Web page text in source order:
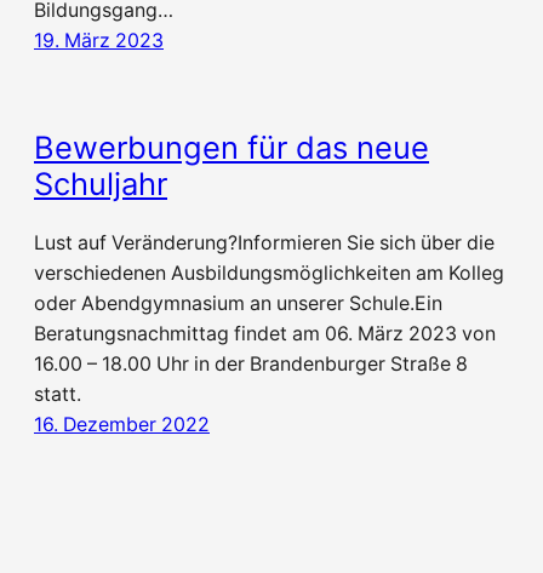
Bildungsgang…
19. März 2023
Bewerbungen für das neue
Schuljahr
Lust auf Veränderung?Informieren Sie sich über die
verschiedenen Ausbildungsmöglichkeiten am Kolleg
oder Abendgymnasium an unserer Schule.Ein
Beratungsnachmittag findet am 06. März 2023 von
16.00 – 18.00 Uhr in der Brandenburger Straße 8
statt.
16. Dezember 2022